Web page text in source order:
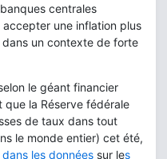
centrales
une inflation plus
un contexte de forte
le géant financier
que la Réserve fédérale
de taux dans tout
le monde entier) cet été,
les données sur les